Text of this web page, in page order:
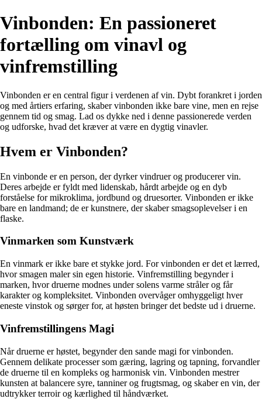
Vinbonden: En passioneret
fortælling om vinavl og
vinfremstilling
Vinbonden er en central figur i verdenen af vin. Dybt forankret i jorden
og med årtiers erfaring, skaber vinbonden ikke bare vine, men en rejse
gennem tid og smag. Lad os dykke ned i denne passionerede verden
og udforske, hvad det kræver at være en dygtig vinavler.
Hvem er Vinbonden?
En vinbonde er en person, der dyrker vindruer og producerer vin.
Deres arbejde er fyldt med lidenskab, hårdt arbejde og en dyb
forståelse for mikroklima, jordbund og druesorter. Vinbonden er ikke
bare en landmand; de er kunstnere, der skaber smagsoplevelser i en
flaske.
Vinmarken som Kunstværk
En vinmark er ikke bare et stykke jord. For vinbonden er det et lærred,
hvor smagen maler sin egen historie. Vinfremstilling begynder i
marken, hvor druerne modnes under solens varme stråler og får
karakter og kompleksitet. Vinbonden overvåger omhyggeligt hver
eneste vinstok og sørger for, at høsten bringer det bedste ud i druerne.
Vinfremstillingens Magi
Når druerne er høstet, begynder den sande magi for vinbonden.
Gennem delikate processer som gæring, lagring og tapning, forvandler
de druerne til en kompleks og harmonisk vin. Vinbonden mestrer
kunsten at balancere syre, tanniner og frugtsmag, og skaber en vin, der
udtrykker terroir og kærlighed til håndværket.